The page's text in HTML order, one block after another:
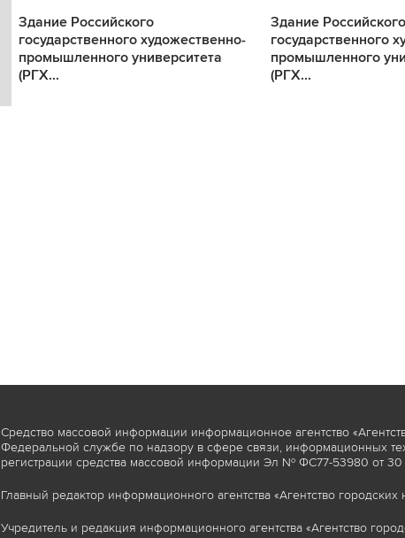
Здание Российского
государственного художественно-
промышленного университета
(РГХ...
Здание Российского
государственного
промышленного
(РГХ...
Средство массовой информации информационное агентство
Федеральной службе по надзору в сфере связи, информационных
регистрации средства массовой информации Эл № ФС77-53980 от 30
Главный редактор информационного агентства «Агентство
Учредитель и редакция информационного агентства «Агентство